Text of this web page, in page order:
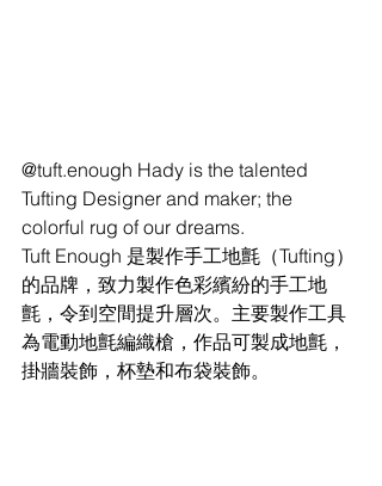
@tuft.enough Hady is the talented
Tufting Designer and maker; the
colorful rug of our dreams.
Tuft Enough 是製作手工地氈（Tufting）
的品牌，致力製作色彩繽紛的手工地
氈，令到空間提升層次。主要製作工具
為電動地氈編織槍，作品可製成地氈，
掛牆裝飾，杯墊和布袋裝飾。